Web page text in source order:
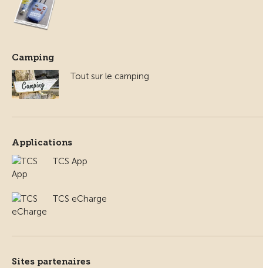
Camping
Tout sur le camping
Applications
TCS App
TCS eCharge
Sites partenaires